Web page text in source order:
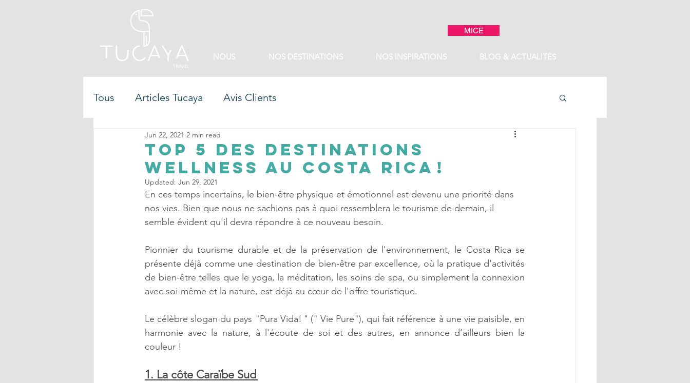
MICE
NOUS NOS DESTINATIONS NOS INSPIRATIONS BLOG & ACTUALITÉS
Tous Articles Tucaya Avis Clients
Top 5 des destinations
wellness au Costa Rica !
Jun 22, 2021 2 min read
Updated: Jun 29, 2021
En ces temps incertains, le bien-être physique et émotionnel est devenu une priorité dans
nos vies. Bien que nous ne sachions pas à quoi ressemblera le tourisme de demain, il
semble évident qu'il devra répondre à ce nouveau besoin.
Pionnier du tourisme durable et de la préservation de l'environnement, le Costa Rica se
présente déjà comme une destination de bien-être par excellence, où la pratique d'activités
de bien-être telles que le yoga, la méditation, les soins de spa, ou simplement la connexion
avec soi-même et la nature, est déjà au cœur de l'offre touristique.
Le célèbre slogan du pays "Pura Vida! " (" Vie Pure"), qui fait référence à une vie paisible, en
harmonie avec la nature, à l'écoute de soi et des autres, en annonce d’ailleurs bien la
couleur !
1. La côte Caraïbe Sud